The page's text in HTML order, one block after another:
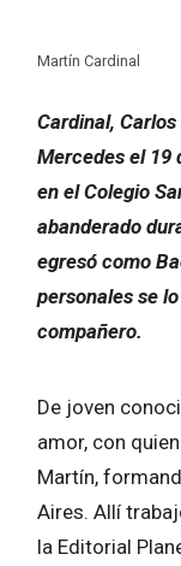
Martín Cardinal
Cardinal,
Mercedes el 19
en el Colegio
abanderado
egresó como
personales se
compañero.
De joven
amor, con
Martín,
Aires. Allí
la Editorial